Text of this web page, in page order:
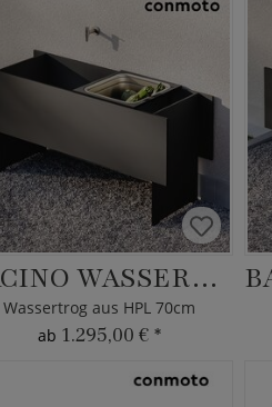
BACINO WASSERTROG
Wassertrog aus HPL 70cm
ab 1.295,00 € *